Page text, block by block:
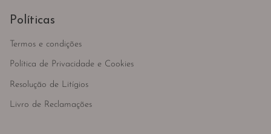
Políticas
Termos e condições
Política de Privacidade e Cookies
Resolução de Litígios
Livro de Reclamações